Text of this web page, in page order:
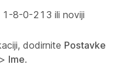
1-8-0-213 ili noviji
dodirnite Postavke
> Ime.